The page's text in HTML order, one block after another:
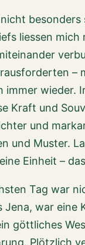
liessen
–
wieder.
Kraft und
und
und Muster.
Einheit –
Tag war
Jena, war
göttliches
Plötzlich